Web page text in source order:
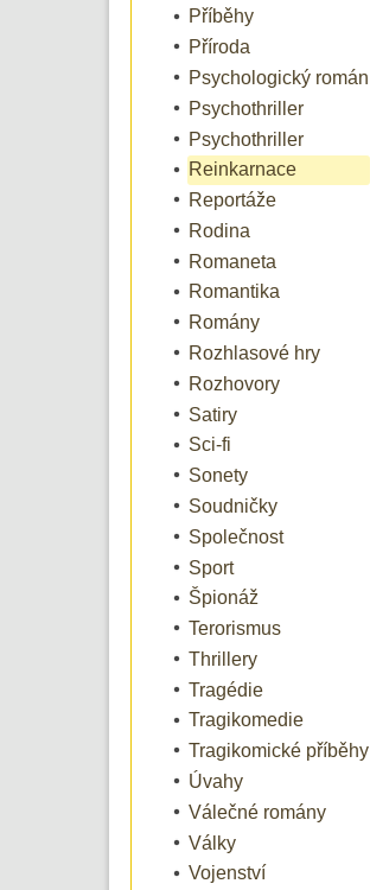
Příběhy
Příroda
Psychologický román
Psychothriller
Psychothriller
Reinkarnace
Reportáže
Rodina
Romaneta
Romantika
Romány
Rozhlasové hry
Rozhovory
Satiry
Sci-fi
Sonety
Soudničky
Společnost
Sport
Špionáž
Terorismus
Thrillery
Tragédie
Tragikomedie
Tragikomické příběhy
Úvahy
Válečné romány
Války
Vojenství